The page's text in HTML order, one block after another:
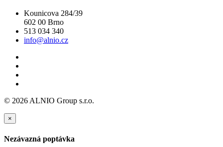
Kounicova 284/39
602 00 Brno
513 034 340
info@alnio.cz
© 2026 ALNIO Group s.r.o.
×
Nezávazná poptávka